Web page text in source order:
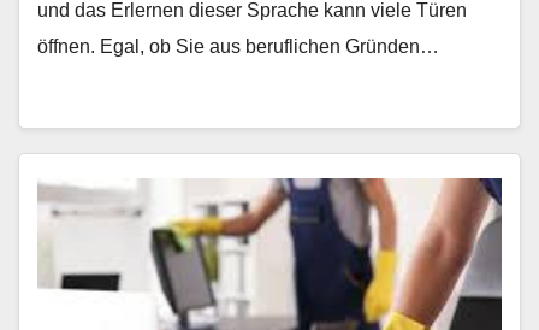
und das Erlernen dieser Sprache kann viele Türen
öffnen. Egal, ob Sie aus beruflichen Gründen…